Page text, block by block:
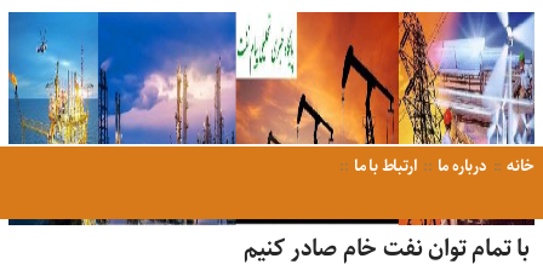
خانه درباره ما ارتباط با ما
با تمام توان نفت خام صادر کنیم